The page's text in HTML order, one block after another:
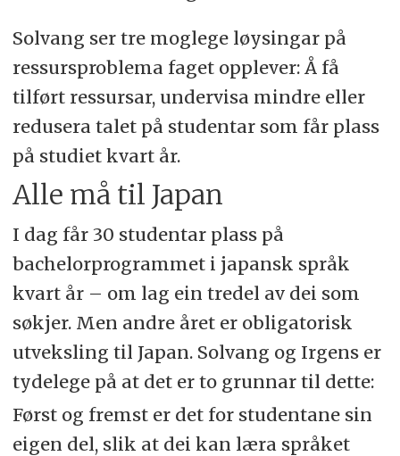
Solvang ser tre moglege løysingar på
ressursproblema faget opplever: Å få
tilført ressursar, undervisa mindre eller
redusera talet på studentar som får plass
på studiet kvart år.
Alle må til Japan
I dag får 30 studentar plass på
bachelorprogrammet i japansk språk
kvart år – om lag ein tredel av dei som
søkjer. Men andre året er obligatorisk
utveksling til Japan. Solvang og Irgens er
tydelege på at det er to grunnar til dette:
Først og fremst er det for studentane sin
eigen del, slik at dei kan læra språket